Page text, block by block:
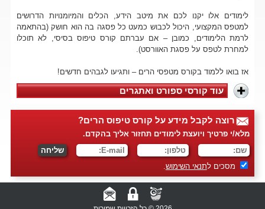
לימודים אלו יקנו לכם את מיטב הידע, הכלים והמיומנויות הדרושים
למטפס המקצועי, היכול לכבוש כמעט כל פסגה בה הוא חושק (בהתאמה
לרמת הלימודים, כמובן – אם עברתם קורס טיפוס בסיסי, לא תוכלו
למחרת לטפס על פסגת האוורסט).
אז בואו ללמוד בקורס מטפסי הרים – ותגיעו לגבהים חדשים!
עוד קורסי ספורט ואתגרים
רוצה לקבל מידע על קורס טיפוס הרים?
מלא/י פרטיך ויועצת לימודים תחזור אליך בהקדם.
מסכים לתנאי השימוש